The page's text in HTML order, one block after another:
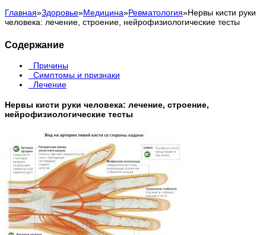
Главная»Здоровье»Медицина»Ревматология»Нервы кисти руки
человека: лечение, строение, нейрофизиологические тесты
Содержание
Причины
Симптомы и признаки
Лечение
Нервы кисти руки человека: лечение, строение,
нейрофизиологические тесты